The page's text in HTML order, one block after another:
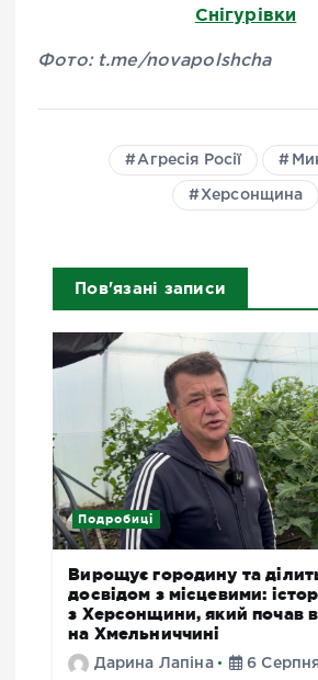
Снігурівки
Фото: t.me/novapolshcha
Агресія Росії
Херсонщина
Пов'язані записи
Подробиці
Вирощує городину та
досвідом з місцевими:
з Херсонщини, який почав
на Хмельниччині
Дарина Лапіна 6